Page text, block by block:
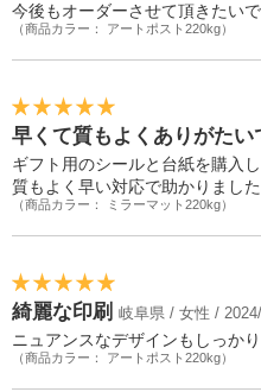
今後もオーダーさせて頂きたいで
（商品カラー： アートポスト220kg）
早くて質もよくありがたい
ギフト用のシールと台紙を購入し
質もよく早い対応で助かりました
（商品カラー： ミラーマット220kg）
綺麗な印刷 岐阜県 / 女性 /
ニュアンスなデザインもしっか
（商品カラー： アートポスト220kg）